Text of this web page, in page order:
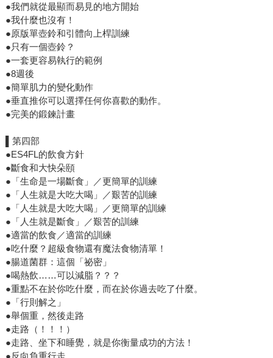
●我們就從最顯而易見的地方開始
●我什麼也沒有！
●原版單壺鈴和引體向上桿訓練
●只有一個壺鈴？
●一套更容易執行的範例
●8週後
●簡單肌力的變化動作
●垂直推你可以選擇任何你喜歡的動作。
●完美的鍛鍊計畫
▌第四部
●ES4FL的飲食方針
●斷食和大快朵頤
●「生命是一場斷食」／更簡單的訓練
●「人生就是大吃大喝」／艱苦的訓練
●「人生就是大吃大喝」／更簡單的訓練
●「人生就是斷食」／艱苦的訓練
●適當的飲食／適當的訓練
●吃什麼？超級食物還有魔法食物清單！
●腸道菌群：這個「祕密」
●喝熱飲……可以減脂？？？
●重點不在於你吃什麼，而在於你過去吃了什麼。
●「行則解之」
●舉個重，然後走路
●走路（！！！）
●走路、坐下和睡覺，就是你衡量成功的方法！
●反向負重行走